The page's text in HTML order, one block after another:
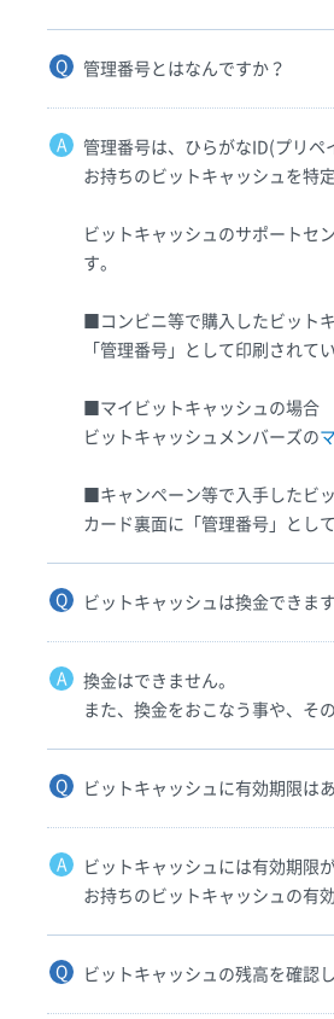
管理番号とはなんですか？
管理番号は、ひらがなID(プリペ
お持ちのビットキャッシュを特
ビットキャッシュのサポートセ
す。
■コンビニ等で購入したビット
「管理番号」として印刷されて
■マイビットキャッシュの場合
ビットキャッシュメンバーズの
■キャンペーン等で入手したビ
カード裏面に「管理番号」とし
ビットキャッシュは換金できま
換金はできません。
また、換金をおこなう事や、そ
ビットキャッシュに有効期限は
ビットキャッシュには有効期限
お持ちのビットキャッシュの有効
ビットキャッシュの残高を確認